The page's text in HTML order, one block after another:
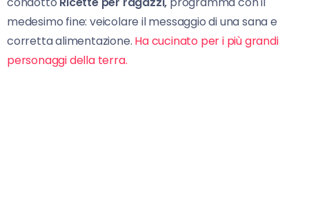
medesimo fine: veicolare il messaggio di una sana e
corretta alimentazione. Ha cucinato per i più grandi
personaggi della terra.